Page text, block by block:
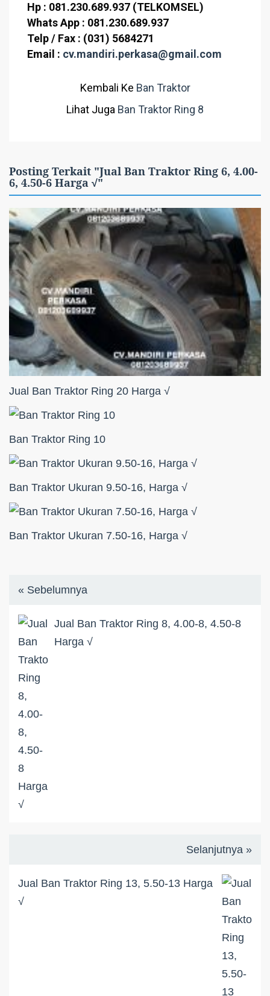
Hp : 081.230.689.937 (TELKOMSEL)
Whats App : 081.230.689.937
Telp / Fax : (031) 5684271
Email : cv.mandiri.perkasa@gmail.com
Kembali Ke Ban Traktor
Lihat Juga Ban Traktor Ring 8
Posting Terkait "Jual Ban Traktor Ring 6, 4.00-
6, 4.50-6 Harga √"
Jual Ban Traktor Ring 20 Harga √
Ban Traktor Ring 10
Ban Traktor Ukuran 9.50-16, Harga √
Ban Traktor Ukuran 7.50-16, Harga √
« Sebelumnya
Jual Ban Traktor Ring 8, 4.00-8, 4.50-8
Harga √
Selanjutnya »
Jual Ban Traktor Ring 13, 5.50-13 Harga
√